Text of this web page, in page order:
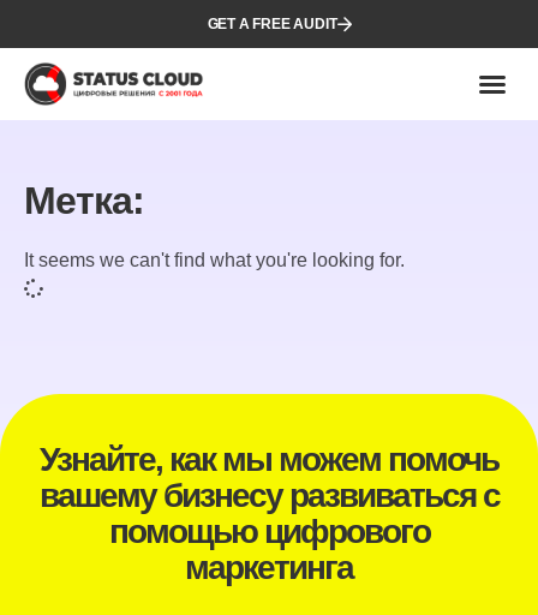
GET A FREE AUDIT
Метка:
It seems we can't find what you're looking for.
Узнайте, как мы можем помочь
вашему бизнесу развиваться с
помощью цифрового
маркетинга